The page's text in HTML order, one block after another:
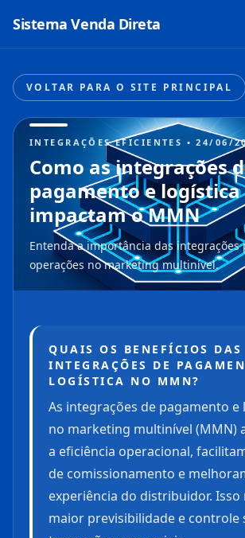
Sistema Venda Direta
VOLTAR PARA O SITE PRINCIPAL
INTEGRAÇÕES EFICIENTES • 24/06/
Como as integrações
pagamento e logística
impactam o MMN
Entenda a importância das integrações
operações no marketing multinível.
QUAIS OS BENEFÍCIOS DAS
INTEGRAÇÕES DE
LOGÍSTICA NO MMN?
As integrações de pagamento e
no marketing multinível (MMN)
a eficiência operacional,
de comissionamento e
experiência do distribuidor. Isso
maior previsibilidade e controle